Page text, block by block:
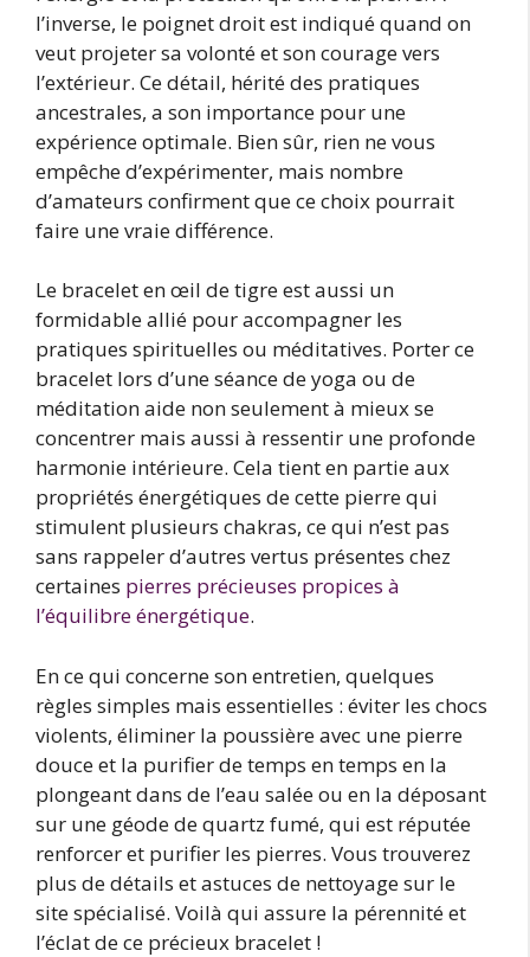
l’inverse, le poignet droit est indiqué quand on
veut projeter sa volonté et son courage vers
l’extérieur. Ce détail, hérité des pratiques
ancestrales, a son importance pour une
expérience optimale. Bien sûr, rien ne vous
empêche d’expérimenter, mais nombre
d’amateurs confirment que ce choix pourrait
faire une vraie différence.
Le bracelet en œil de tigre est aussi un
formidable allié pour accompagner les
pratiques spirituelles ou méditatives. Porter ce
bracelet lors d’une séance de yoga ou de
méditation aide non seulement à mieux se
concentrer mais aussi à ressentir une profonde
harmonie intérieure. Cela tient en partie aux
propriétés énergétiques de cette pierre qui
stimulent plusieurs chakras, ce qui n’est pas
sans rappeler d’autres vertus présentes chez
certaines pierres précieuses propices à
l’équilibre énergétique.
En ce qui concerne son entretien, quelques
règles simples mais essentielles : éviter les chocs
violents, éliminer la poussière avec une pierre
douce et la purifier de temps en temps en la
plongeant dans de l’eau salée ou en la déposant
sur une géode de quartz fumé, qui est réputée
renforcer et purifier les pierres. Vous trouverez
plus de détails et astuces de nettoyage sur le
site spécialisé. Voilà qui assure la pérennité et
l’éclat de ce précieux bracelet !